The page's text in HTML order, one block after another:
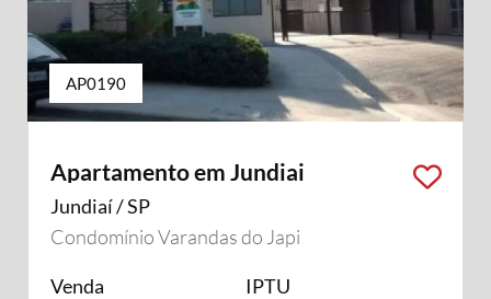
AP0190
Apartamento em Jundiai
Jundiaí / SP
Condomínio Varandas do Japi
Venda IPTU